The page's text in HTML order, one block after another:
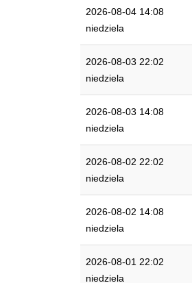
2026-08-04 14:08
niedziela
2026-08-03 22:02
niedziela
2026-08-03 14:08
niedziela
2026-08-02 22:02
niedziela
2026-08-02 14:08
niedziela
2026-08-01 22:02
niedziela